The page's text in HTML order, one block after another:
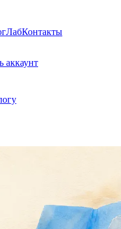
ЛабКонтакты
аккаунт
оплачивается: что